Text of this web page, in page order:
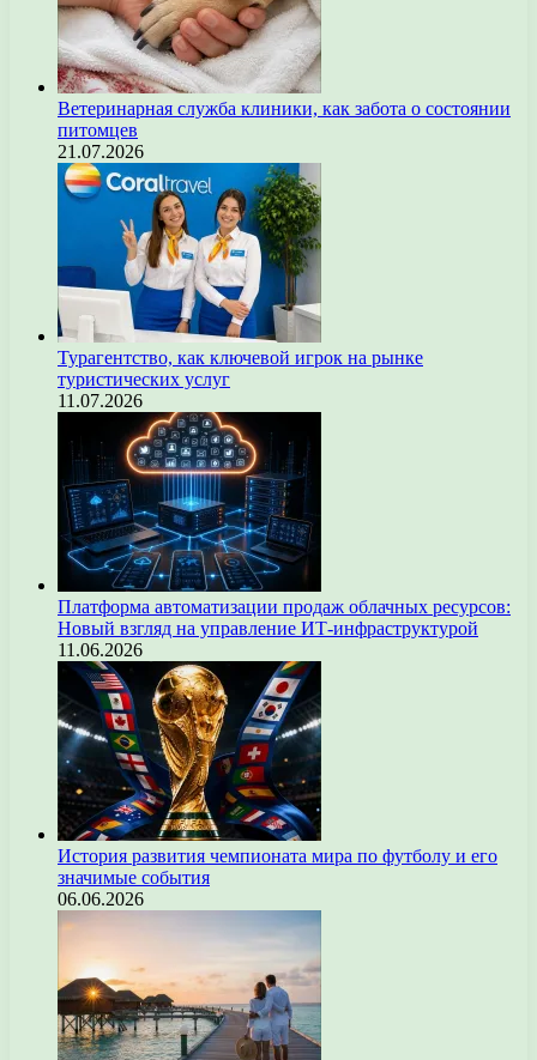
Ветеринарная служба клиники, как забота о состоянии
питомцев
21.07.2026
Турагентство, как ключевой игрок на рынке
туристических услуг
11.07.2026
Платформа автоматизации продаж облачных ресурсов:
Новый взгляд на управление ИТ-инфраструктурой
11.06.2026
История развития чемпионата мира по футболу и его
значимые события
06.06.2026